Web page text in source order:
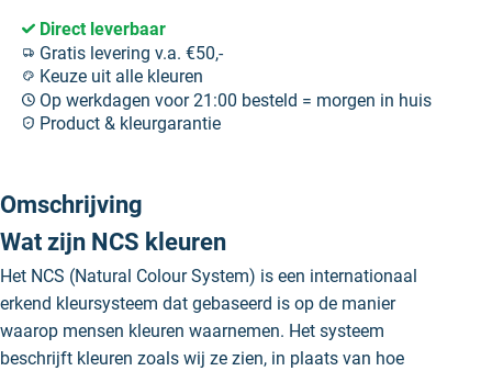
Direct leverbaar
Gratis levering v.a. €50,-
Keuze uit alle kleuren
Op werkdagen voor 21:00 besteld = morgen in huis
Product & kleurgarantie
Omschrijving
Wat zijn NCS kleuren
Het NCS (Natural Colour System) is een internationaal
erkend kleursysteem dat gebaseerd is op de manier
waarop mensen kleuren waarnemen. Het systeem
beschrijft kleuren zoals wij ze zien, in plaats van hoe